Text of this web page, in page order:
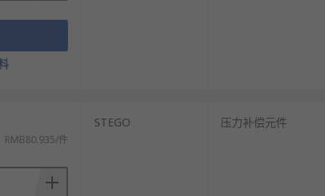
RMB80.935/件
STEGO 压力补偿元件